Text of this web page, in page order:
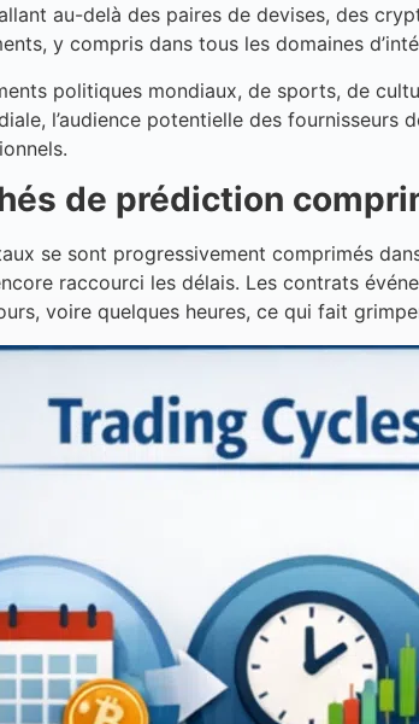
au-delà des paires de devises, des
y compris dans tous les domaines
politiques mondiaux, de sports, de
l’audience potentielle des
de prédiction
se sont progressivement comprimés
raccourci les délais. Les contrats
voire quelques heures, ce qui fait